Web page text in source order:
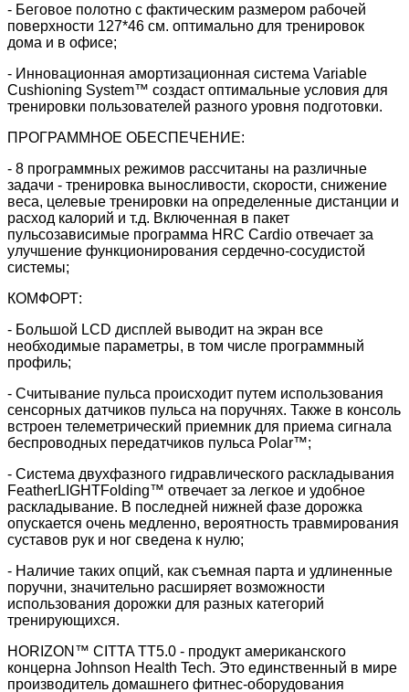
- Беговое полотно с фактическим размером рабочей
поверхности 127*46 см. оптимально для тренировок
дома и в офисе;
- Инновационная амортизационная система Variable
Cushioning System™ создаст оптимальные условия для
тренировки пользователей разного уровня подготовки.
ПРОГРАММНОЕ ОБЕСПЕЧЕНИЕ:
- 8 программных режимов рассчитаны на различные
задачи - тренировка выносливости, скорости, снижение
веса, целевые тренировки на определенные дистанции и
расход калорий и т.д. Включенная в пакет
пульсозависимые программа HRC Cardiо отвечает за
улучшение функционирования сердечно-сосудистой
системы;
КОМФОРТ:
- Большой LСD дисплей выводит на экран все
необходимые параметры, в том числе программный
профиль;
- Считывание пульса происходит путем использования
сенсорных датчиков пульса на поручнях. Также в консоль
встроен телеметрический приемник для приема сигнала
беспроводных передатчиков пульса Polar™;
- Система двухфазного гидравлического раскладывания
FeatherLIGHTFolding™ отвечает за легкое и удобное
раскладывание. В последней нижней фазе дорожка
опускается очень медленно, вероятность травмирования
суставов рук и ног сведена к нулю;
- Наличие таких опций, как съемная парта и удлиненные
поручни, значительно расширяет возможности
использования дорожки для разных категорий
тренирующихся.
HORIZON™ CITTA TT5.0 - продукт американского
концерна Johnson Health Tech. Это единственный в мире
производитель домашнего фитнес-оборудования